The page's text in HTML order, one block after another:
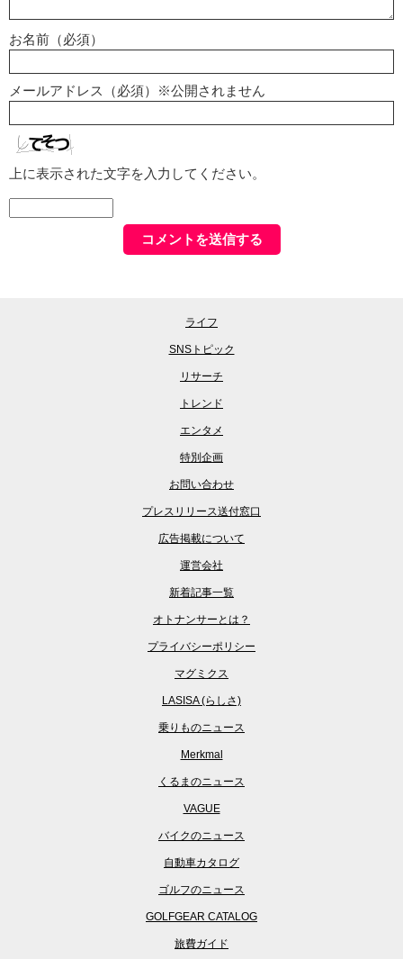
お名前（必須）
メールアドレス（必須）※公開されません
上に表示された文字を入力してください。
ライフ
SNSトピック
リサーチ
トレンド
エンタメ
特別企画
お問い合わせ
プレスリリース送付窓口
広告掲載について
運営会社
新着記事一覧
オトナンサーとは？
プライバシーポリシー
マグミクス
LASISA (らしさ)
乗りものニュース
Merkmal
くるまのニュース
VAGUE
バイクのニュース
自動車カタログ
ゴルフのニュース
GOLFGEAR CATALOG
旅費ガイド